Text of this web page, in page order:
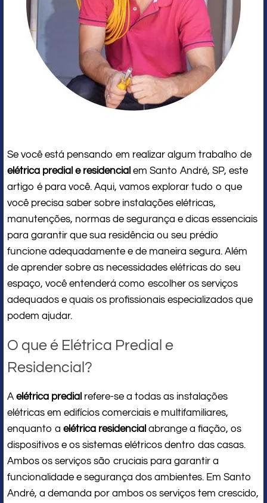
Se você está pensando em realizar algum trabalho de
elétrica predial e residencial em Santo André, SP, este
artigo é para você. Aqui, vamos explorar tudo o que
você precisa saber sobre instalações elétricas,
manutenções, normas de segurança e dicas essenciais
para garantir que sua residência ou seu prédio
funcione adequadamente e de maneira segura. Além
de aprender sobre as necessidades elétricas do seu
espaço, você entenderá como escolher os serviços
adequados e quais os profissionais especializados que
podem ajudar.
O que é Elétrica Predial e
Residencial?
A elétrica predial refere-se a todas as instalações
elétricas em edifícios comerciais e multifamiliares,
enquanto a elétrica residencial abrange a fiação, os
dispositivos e os sistemas elétricos dentro das casas.
Ambos os serviços são cruciais para garantir a
funcionalidade e segurança dos ambientes. Em Santo
André, a demanda por ambos os serviços tem crescido,